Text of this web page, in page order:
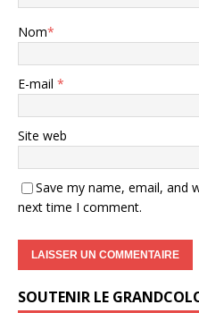
Nom*
E-mail *
Site web
Save my name, email, and
next time I comment.
SOUTENIR LE